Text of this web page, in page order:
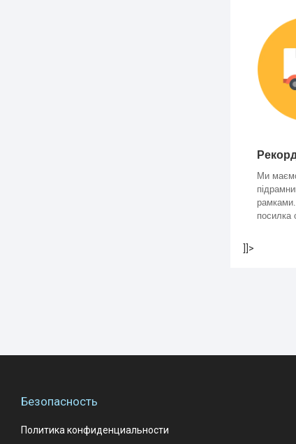
Ми
посилка
]]>
Безопасность
Политика конфиденциальности